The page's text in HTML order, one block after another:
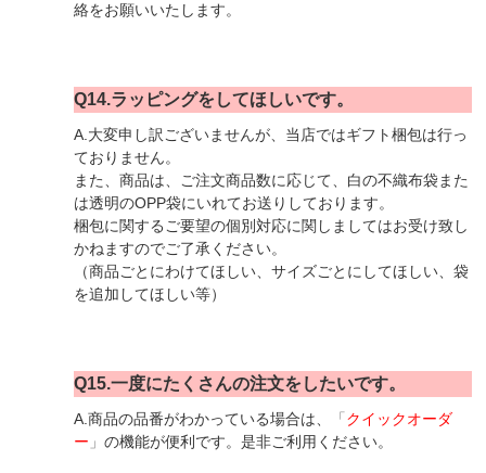
絡をお願いいたします。
Q14.ラッピングをしてほしいです。
A.大変申し訳ございませんが、当店ではギフト梱包は行っ
ておりません。
また、商品は、ご注文商品数に応じて、白の不織布袋また
は透明のOPP袋にいれてお送りしております。
梱包に関するご要望の個別対応に関しましてはお受け致し
かねますのでご了承ください。
（商品ごとにわけてほしい、サイズごとにしてほしい、袋
を追加してほしい等）
Q15.一度にたくさんの注文をしたいです。
A.商品の品番がわかっている場合は、 「 クイックオーダ
ー 」 の機能が便利です。是非ご利用ください。